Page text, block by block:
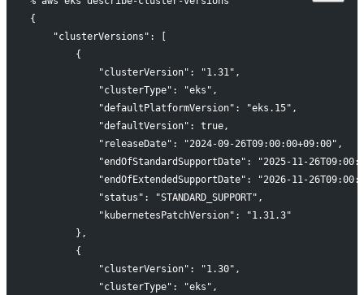
{
    "clusterVersions": [
        {
            "clusterVersion": "1.31",
            "clusterType": "eks",
            "defaultPlatformVersion": "eks.15",
            "defaultVersion": true,
            "releaseDate": "2024-09-26T09:00:00+09:00",
"endOfStandardSupportDate": "2025-11-
"endOfExtendedSupportDate": "2026-11-
            "status": "STANDARD_SUPPORT",
            "kubernetesPatchVersion": "1.31.3"
        },
        {
            "clusterVersion": "1.30",
            "clusterType": "eks",